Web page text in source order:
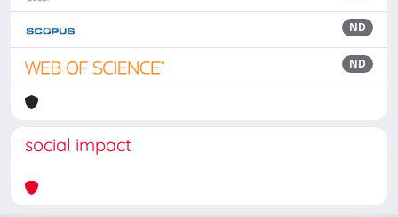
ND
ND
social impact